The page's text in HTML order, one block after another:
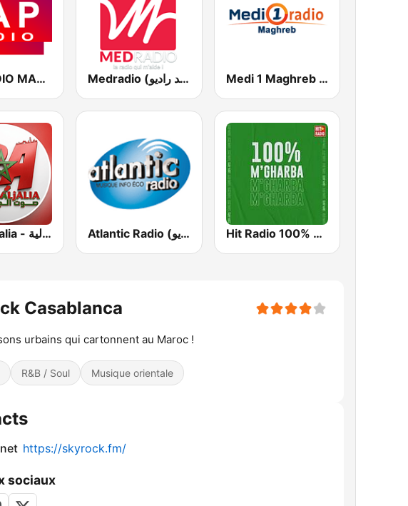
CAP RADIO MAROC Medradio (ميد راديو) Medi 1 Maghreb (ميدى1 مغرب)
Radio Aljalia - راديو الجالية Atlantic Radio (أتلانتيك راديو) Hit Radio 100% MGHARBA (هيت راديو)
Casablanca
urbains qui cartonnent au Maroc !
R&B / Soul Musique orientale
https://skyrock.fm/
sociaux